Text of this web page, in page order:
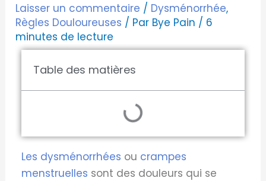
Laisser un commentaire / Dysménorrhée,
Règles Douloureuses / Par Bye Pain / 6
minutes de lecture
Table des matières
Les dysménorrhées ou crampes
menstruelles sont des douleurs qui se